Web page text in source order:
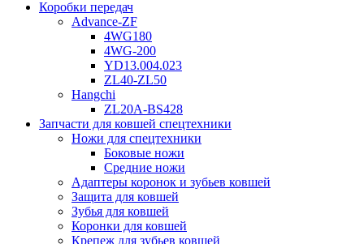
Коробки передач
Advance-ZF
4WG180
4WG-200
YD13.004.023
ZL40-ZL50
Hangchi
ZL20A-BS428
Запчасти для ковшей спецтехники
Ножи для спецтехники
Боковые ножи
Средние ножи
Адаптеры коронок и зубьев ковшей
Защита для ковшей
Зубья для ковшей
Коронки для ковшей
Крепеж для зубьев ковшей